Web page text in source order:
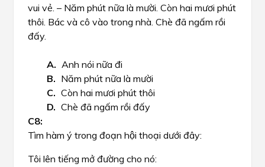
vui vẻ. – Năm phút nữa là mười. Còn hai mươi phút
thôi. Bác và cô vào trong nhà. Chè đã ngấm rồi
đấy.
Anh nói nữa đi
Năm phút nữa là mười
Còn hai mươi phút thôi
Chè đã ngấm rồi đấy
Tìm hàm ý trong đoạn hội thoại dưới đây:
Tôi lên tiếng mở đường cho nó: